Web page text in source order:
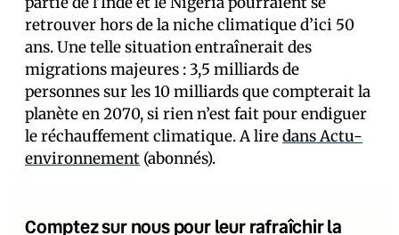
retrouver hors de la niche climatique d’ici 50
ans. Une telle situation entraînerait des
migrations majeures : 3,5 milliards de
personnes sur les 10 milliards que compterait la
planète en 2070, si rien n’est fait pour endiguer
le réchauffement climatique. A liredans Actu-
environnement (abonnés).
Comptez sur nous pour leur rafraîchir la